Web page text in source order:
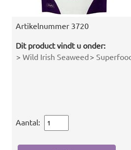
Artikelnummer 3720
Dit product vindt u onder:
> Wild Irish Seaweed >
Aantal: